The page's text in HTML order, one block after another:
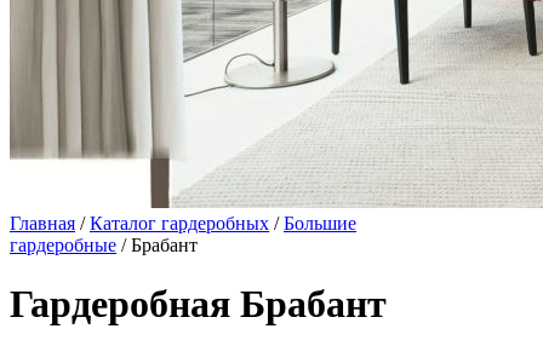
Главная /Каталог гардеробных /Большие
гардеробные / Брабант
Гардеробная Брабант